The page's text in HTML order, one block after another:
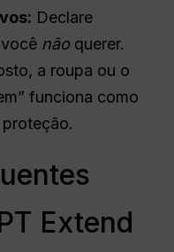
Declare
não querer.
a roupa ou o
funciona como
Extend